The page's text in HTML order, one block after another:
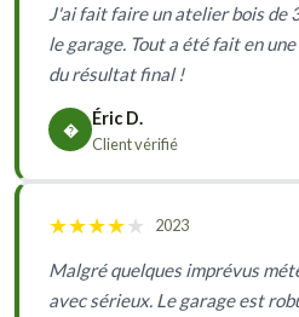
J'ai fait faire un atelier bois de
le garage. Tout a été fait en
du résultat final !
�
Éric D.
Client vérifié
★★★★★ 2023
Malgré quelques imprévus
avec sérieux. Le garage est